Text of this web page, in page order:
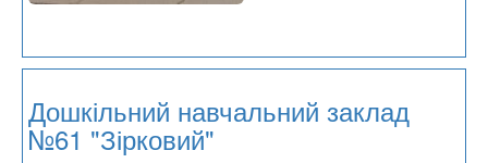
Дошкільний навчальний заклад
№61 "Зірковий"